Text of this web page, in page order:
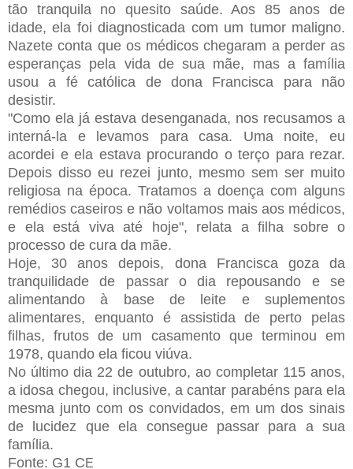
tão tranquila no quesito saúde. Aos 85 anos de
idade, ela foi diagnosticada com um tumor maligno.
Nazete conta que os médicos chegaram a perder as
esperanças pela vida de sua mãe, mas a família
usou a fé católica de dona Francisca para não
desistir.
"Como ela já estava desenganada, nos recusamos a
interná-la e levamos para casa. Uma noite, eu
acordei e ela estava procurando o terço para rezar.
Depois disso eu rezei junto, mesmo sem ser muito
religiosa na época. Tratamos a doença com alguns
remédios caseiros e não voltamos mais aos médicos,
e ela está viva até hoje", relata a filha sobre o
processo de cura da mãe.
Hoje, 30 anos depois, dona Francisca goza da
tranquilidade de passar o dia repousando e se
alimentando à base de leite e suplementos
alimentares, enquanto é assistida de perto pelas
filhas, frutos de um casamento que terminou em
1978, quando ela ficou viúva.
No último dia 22 de outubro, ao completar 115 anos,
a idosa chegou, inclusive, a cantar parabéns para ela
mesma junto com os convidados, em um dos sinais
de lucidez que ela consegue passar para a sua
família.
Fonte: G1 CE